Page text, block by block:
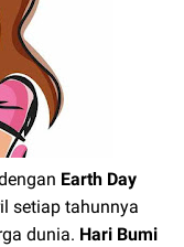
Earth Day
setiap tahunnya
dunia. Hari Bumi